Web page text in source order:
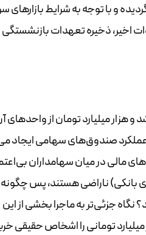
و با توجه به شرایط بازارهای
اخیر، ذخیره تعهدات بازنشستگی
میلیارد تومان از واحدهای
عملکرد صندوق‌های سهامی ایجاد
مالی در میان سهامداران
بانکی) ناراضی هستند، پس چگونه
جزئی‌تر به ماجرا بخشی از این
از این پذیره‌نویسی هزار میلیارد تومانی را اشخاص حقیقی